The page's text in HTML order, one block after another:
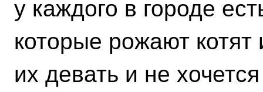
которые рожают
их девать и не